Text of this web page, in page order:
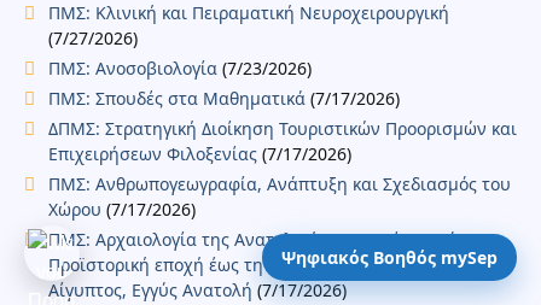
ΠΜΣ: Κλινική και Πειραματική Νευροχειρουργική
(7/27/2026)
ΠΜΣ: Ανοσοβιολογία (7/23/2026)
ΠΜΣ: Σπουδές στα Μαθηματικά (7/17/2026)
ΔΠΜΣ: Στρατηγική Διοίκηση Τουριστικών Προορισμών και
Επιχειρήσεων Φιλοξενίας (7/17/2026)
ΠΜΣ: Ανθρωπογεωγραφία, Ανάπτυξη και Σχεδιασμός του
Χώρου (7/17/2026)
ΠΜΣ: Αρχαιολογία της Ανατολικής Μεσογείου από την
Προϊστορική εποχή έως την Ύστερη αρχαιότητα: Ελλάδα,
Αίγυπτος, Εγγύς Ανατολή (7/17/2026)
Ψηφιακός Βοηθός mySep